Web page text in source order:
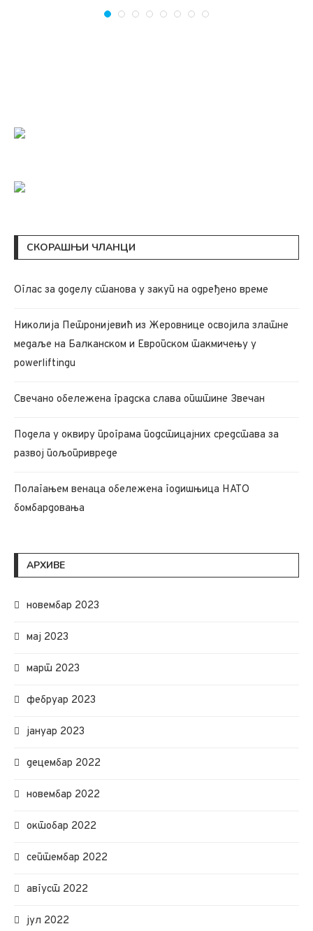
СКОРАШЊИ ЧЛАНЦИ
Oглас за доделу станова у закуп на одређено време
Николија Петронијевић из Жеровнице освојила златне
медаље на Балканском и Европском такмичењу у
powerliftingu
Свечано обележена градска слава општине Звечан
Подела у оквиру програма подстицајних средстава за
развој пољопривреде
Полагањем венаца обележена годишњица НАТО
бомбардовања
АРХИВЕ
новембар 2023
мај 2023
март 2023
фебруар 2023
јануар 2023
децембар 2022
новембар 2022
октобар 2022
септембар 2022
август 2022
јул 2022